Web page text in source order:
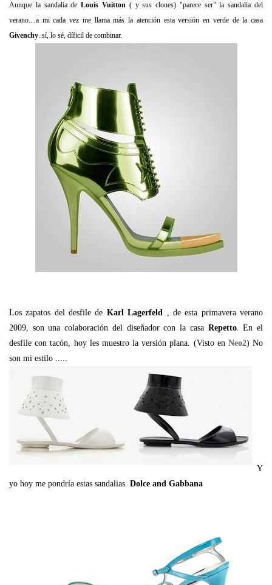
Aunque la sandalia deLouis Vuitton( y sus clones) "parece ser" la sandalia del
verano....a mi cada vez me llama más la atención esta versión en verde de la casa
Givenchy..sí, lo sé, díficil de combinar.
Los zapatos del desfile de Karl Lagerfeld , de esta primavera verano
2009, son una colaboración del diseñador con la casa Repetto. En el
desfile con tacón, hoy les muestro la versión plana. (Visto en Neo2) No
son mi estilo .....
Y
yo hoy me pondría estas sandalias. Dolce and Gabbana